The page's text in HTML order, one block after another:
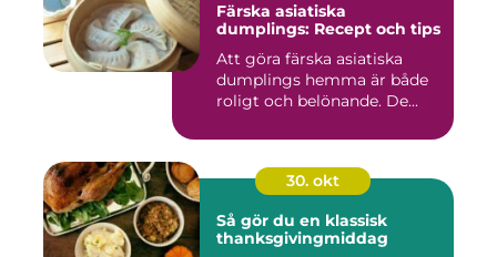
Färska asiatiska
dumplings: Recept och tips
Att göra färska asiatiska
dumplings hemma är både
roligt och belönande. De...
30. okt
Så gör du en klassisk
thanksgivingmiddag